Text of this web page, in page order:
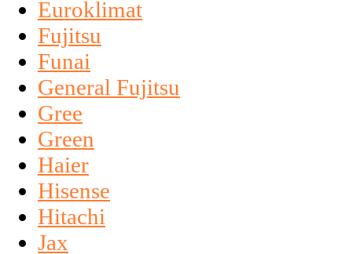
Euroklimat
Fujitsu
Funai
General Fujitsu
Gree
Green
Haier
Hisense
Hitachi
Jax